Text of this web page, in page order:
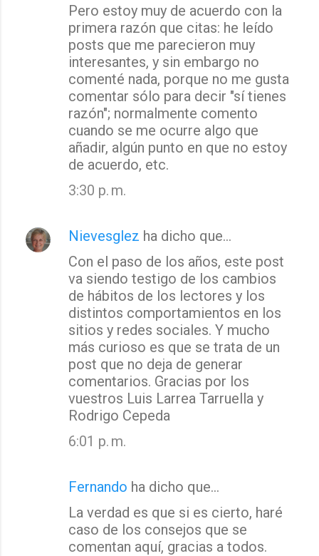
Pero estoy muy de acuerdo con la
primera razón que citas: he leído
posts que me parecieron muy
interesantes, y sin embargo no
comenté nada, porque no me gusta
comentar sólo para decir "sí tienes
razón"; normalmente comento
cuando se me ocurre algo que
añadir, algún punto en que no estoy
de acuerdo, etc.
3:30 p. m.
Nievesglez ha dicho que…
Con el paso de los años, este post
va siendo testigo de los cambios
de hábitos de los lectores y los
distintos comportamientos en los
sitios y redes sociales. Y mucho
más curioso es que se trata de un
post que no deja de generar
comentarios. Gracias por los
vuestros Luis Larrea Tarruella y
Rodrigo Cepeda
6:01 p. m.
Fernando ha dicho que…
La verdad es que si es cierto, haré
caso de los consejos que se
comentan aquí, gracias a todos.